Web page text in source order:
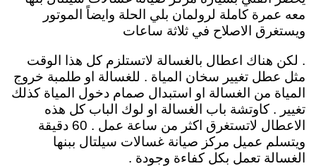
معه عمرة كاملة لرولمان بلي الحلة وايضاً الموتور
ويستغرق الاصلاح في ثلاثة ساعات
. لكن هناك اعطال بالغسالة لاتستلزم كل هذا الوقت
مثل عطل تغيير سخان المياة . للغسالة او طلمبة خروج
المياة من الغسالة او استبدال صمام دخول المياة كذلك
تغيير . كاوتشة باب الغسالة او لوك الباب كل هذه
الاعطال لاتستغرق اكثر من ساعة عمل . 60 دقيقة
ويتسلم عميل مركز صيانة غسالات سيلتال ببنها
الغسالة تعمل بكل كفاءة وجودة .